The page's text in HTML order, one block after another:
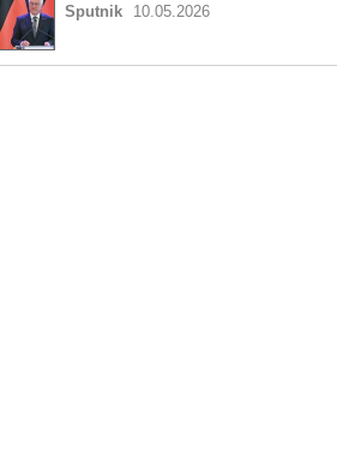
Sputnik 10.05.2026